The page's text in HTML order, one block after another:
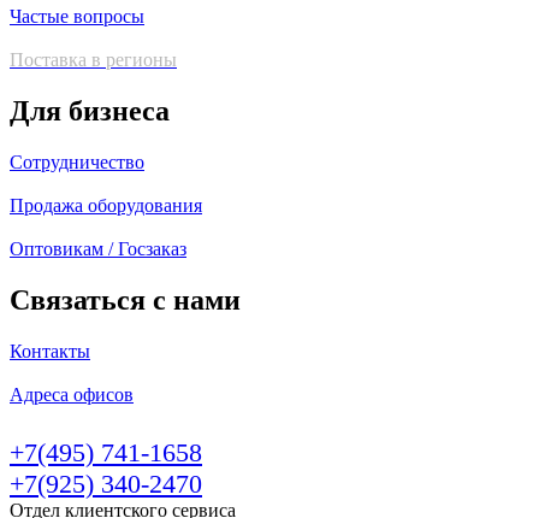
Частые вопросы
Поставка в регионы
Для бизнеса
Сотрудничество
Продажа оборудования
Оптовикам / Госзаказ
Связаться с нами
Контакты
Адреса офисов
+7(495) 741-1658
+7(925) 340-2470
Отдел клиентского сервиса